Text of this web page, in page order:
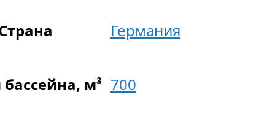
Германия
м³ 700